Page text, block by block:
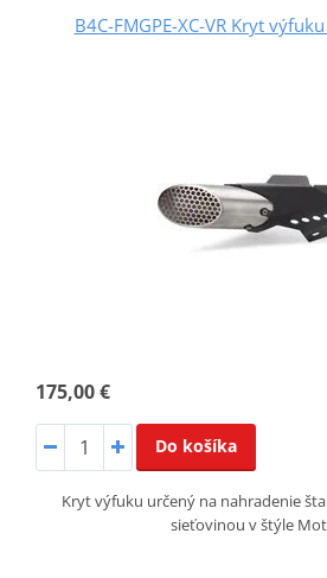
B4C-FMGPE-XC-VR Kryt
175,00 €
Do košíka
Kryt výfuku určený na nahradenie
sieťovinou v štýle